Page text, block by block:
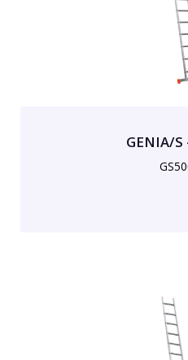
GENIA/S